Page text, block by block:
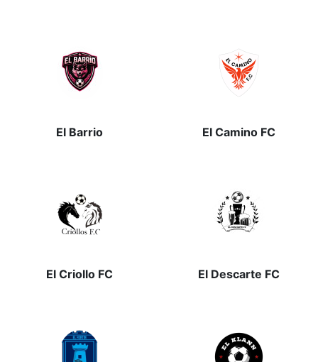
El Barrio El Camino FC
El Criollo FC El Descarte FC